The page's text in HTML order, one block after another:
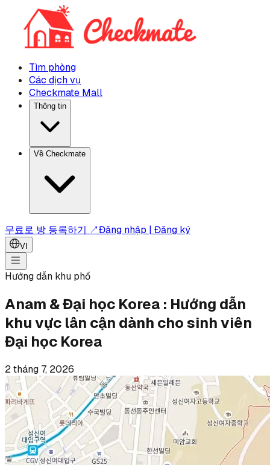
Tìm phòng
Các dịch vụ
Checkmate Mall
Thông tin
Về Checkmate
무료로 방 등록하기 ↗Đăng nhập | Đăng ký
VI
Hướng dẫn khu phố
Anam & Đại học Korea : Hướng dẫn
khu vực lân cận dành cho sinh viên
Đại học Korea
2 tháng 7, 2026